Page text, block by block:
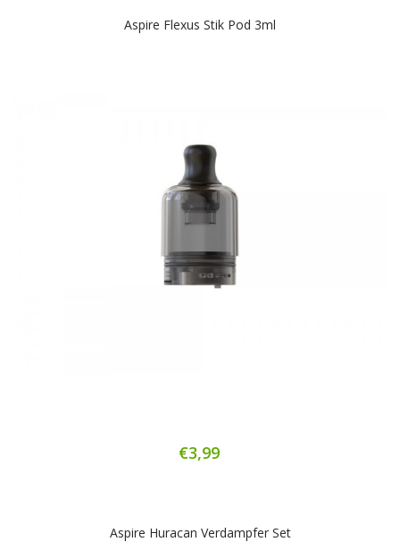
Aspire Flexus Stik Pod 3ml
€3,99
Aspire Huracan Verdampfer Set